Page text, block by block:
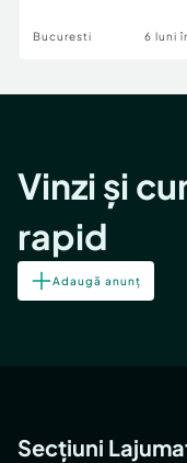
Bucuresti 6 luni
Vinzi și
rapid
Adaugă anunț
Secțiuni